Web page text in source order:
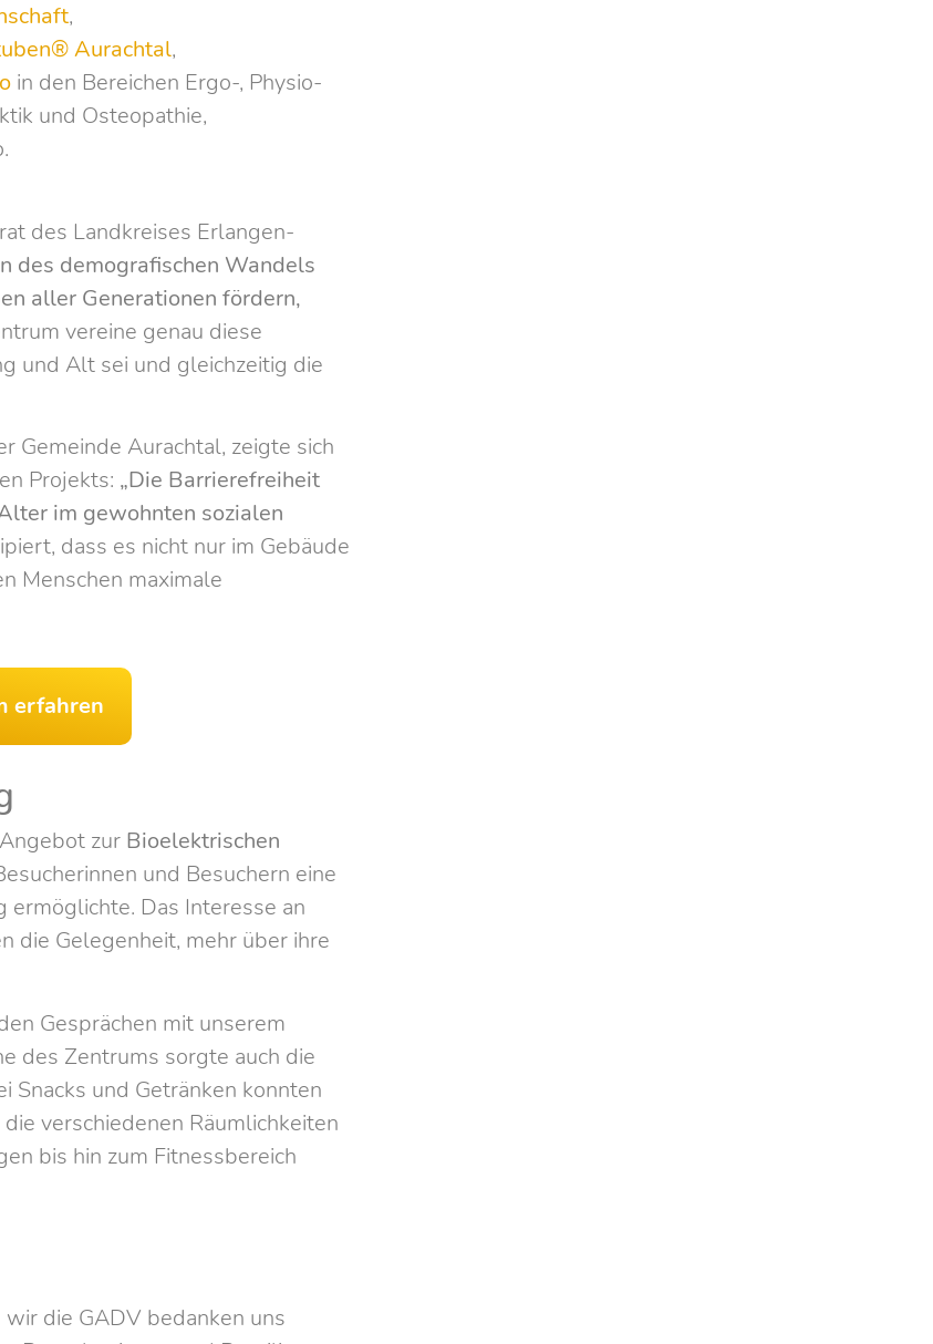
,
Aurachtal,
in den Bereichen Ergo-, Physio-
und Osteopathie,
des Landkreises Erlangen-
des demografischen Wandels
aller Generationen fördern,
vereine genau diese
und Alt sei und gleichzeitig die
Gemeinde Aurachtal, zeigte sich
Projekts: „Die Barrierefreiheit
im gewohnten sozialen
dass es nicht nur im Gebäude
Menschen maximale
erfahren
zur Bioelektrischen
und Besuchern eine
Das Interesse an
die Gelegenheit, mehr über ihre
Gesprächen mit unserem
des Zentrums sorgte auch die
Snacks und Getränken konnten
verschiedenen Räumlichkeiten
bis hin zum Fitnessbereich
die GADV bedanken uns